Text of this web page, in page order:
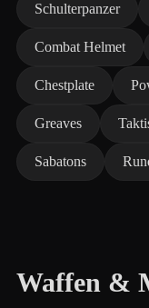
Schulterpanzer
Combat Helmet
Chestplate
Greaves
Sabatons
Waffen &